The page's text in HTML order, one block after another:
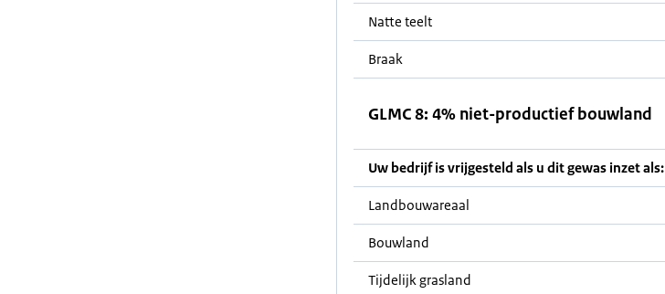
Natte teelt
Braak
GLMC 8: 4% niet-productief bouwland
Uw bedrijf is vrijgesteld als u dit gewas inzet als:
Landbouwareaal
Bouwland
Tijdelijk grasland